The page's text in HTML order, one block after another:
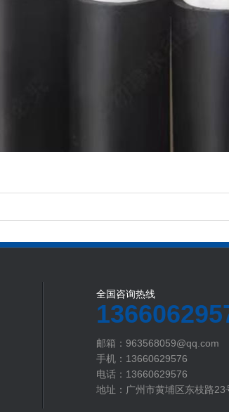
全国咨询热线
邮箱：963568059@qq.com
手机：13660629576
电话：13660629576
地址：广州市黄埔区东枝路23